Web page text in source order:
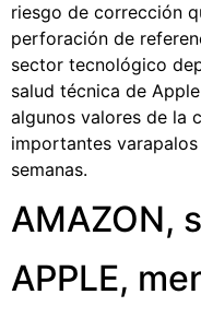
riesgo de corrección
perforación de
sector tecnológico
salud técnica de
algunos valores de la
importantes
semanas.
AMAZON,
APPLE,